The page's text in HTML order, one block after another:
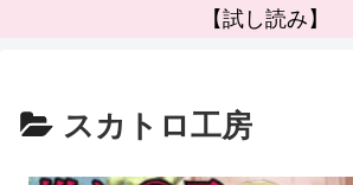
【試し読み】
スカトロ工房